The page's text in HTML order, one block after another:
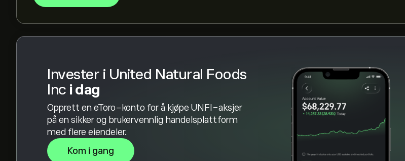
Invester i United Natural Foods
Inc i dag
Opprett en eToro-konto for å kjøpe UNFI-aksjer
på en sikker og brukervennlig handelsplattform
med flere eiendeler.
Kom i gang
Basert på anbefalinger fra 6 analytikere for UNFI de siste 3 månedene, er den generelle